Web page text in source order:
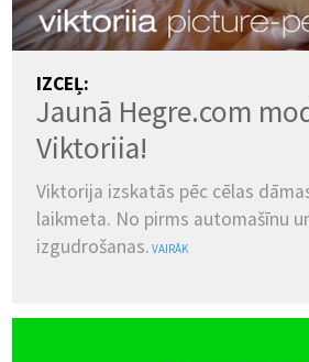
IZCEĻ:
Jaunā Hegre.com
Viktoriia!
Viktorija izskatās pēc cēlas
laikmeta. No pirms automašīnu
izgudrošanas. VAIRĀK